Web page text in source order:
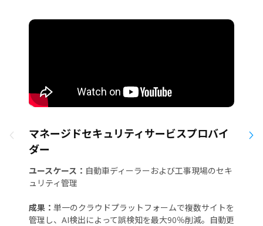
マネージドセキュリティサービスプロバイ
ダー
ユースケース： 自動車ディーラーおよび工事現場のセキ
ュリティ管理
成果： 単一のクラウドプラットフォームで複数サイトを
管理し、AI検出によって誤検知を最大90％削減。自動更